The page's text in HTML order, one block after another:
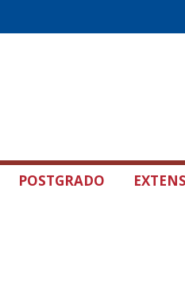
POSTGRADO